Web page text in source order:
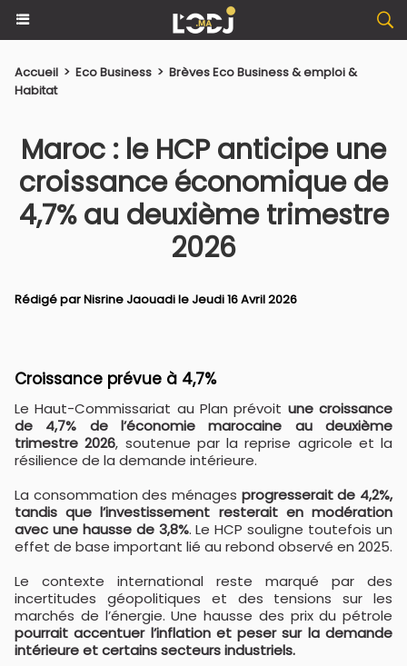
Accueil > Eco Business > Brèves Eco Business & emploi &
Habitat
Maroc : le HCP anticipe une
croissance économique de
4,7% au deuxième trimestre
2026
Rédigé parNisrine Jaouadile Jeudi 16 Avril 2026
Croissance prévue à 4,7%
Le Haut-Commissariat au Plan prévoit une croissance
de 4,7% de l’économie marocaine au deuxième
trimestre 2026, soutenue par la reprise agricole et la
résilience de la demande intérieure.
La consommation des ménages progresserait de 4,2%,
tandis que l’investissement resterait en modération
avec une hausse de 3,8%. Le HCP souligne toutefois un
effet de base important lié au rebond observé en 2025.
Le contexte international reste marqué par des
incertitudes géopolitiques et des tensions sur les
marchés de l’énergie. Une hausse des prix du pétrole
pourrait accentuer l’inflation et peser sur la demande
intérieure et certains secteurs industriels.